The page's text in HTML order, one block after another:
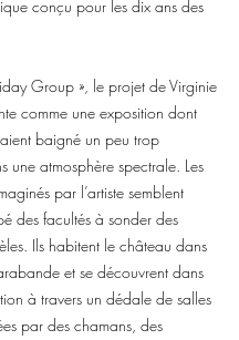
conçu pour les dix ans des
Group », le projet de Virginie
comme une exposition dont
baigné un peu trop
une atmosphère spectrale. Les
par l’artiste semblent
des facultés à sonder des
Ils habitent le château dans
et se découvrent dans
à travers un dédale de salles
par des chamans, des